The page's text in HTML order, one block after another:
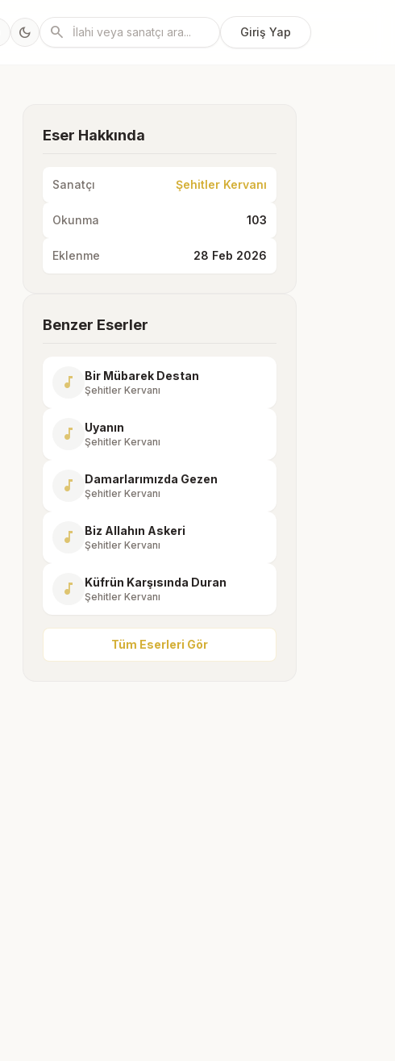
dark_mode search Giriş Yap
Eser Hakkında
Sanatçı Şehitler Kervanı
Okunma 103
Eklenme 28 Feb 2026
Benzer Eserler
music_note Bir Mübarek Destan
Şehitler Kervanı
music_note Uyanın
Şehitler Kervanı
music_note Damarlarımızda Gezen
Şehitler Kervanı
music_note Biz Allahın Askeri
Şehitler Kervanı
music_note Küfrün Karşısında Duran
Şehitler Kervanı
Tüm Eserleri Gör